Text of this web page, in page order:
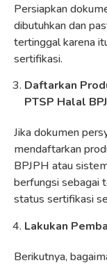
Persiapkan
dibutuhkan dan
tertinggal karena
sertifikasi.
Daftarkan
PTSP Halal
Jika dokumen
mendaftarkan
BPJPH atau
berfungsi sebagai
status sertifikasi
Lakukan
Berikutnya,